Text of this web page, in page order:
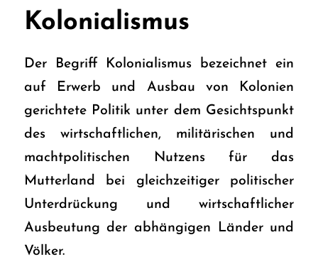
Kolonialismus
Der Begriff Kolonialismus bezeichnet ein
auf Erwerb und Ausbau von Kolonien
gerichtete Politik unter dem Gesichtspunkt
des wirtschaftlichen, militärischen und
machtpolitischen Nutzens für das
Mutterland bei gleichzeitiger politischer
Unterdrückung und wirtschaftlicher
Ausbeutung der abhängigen Länder und
Völker.